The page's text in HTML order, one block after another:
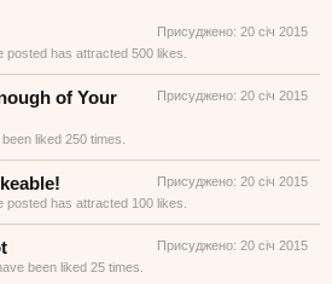
Присуджено: 20 січ 2015
posted has attracted 500 likes.
Присуджено: 20 січ 2015
of Your
liked 250 times.
Присуджено: 20 січ 2015
posted has attracted 100 likes.
Присуджено: 20 січ 2015
been liked 25 times.